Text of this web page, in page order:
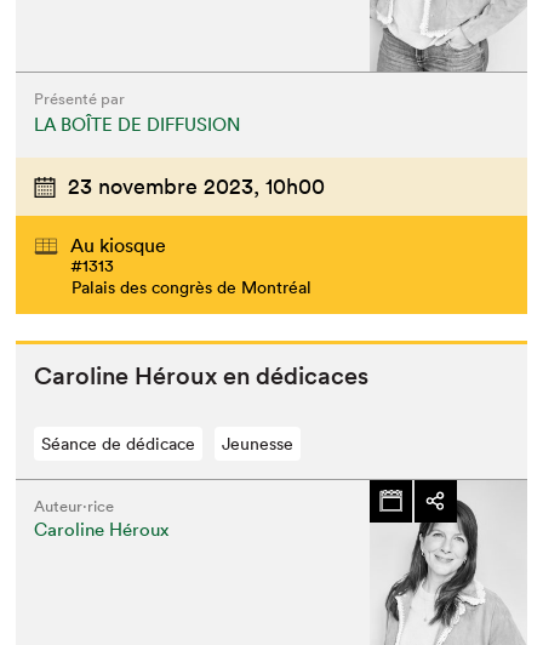
Présenté par
LA BOÎTE DE DIFFUSION
23 novembre 2023, 10h00
Au kiosque
#1313
Palais des congrès de Montréal
Car­o­line Héroux en dédicaces
Séance de dédicace Jeunesse
Auteur·rice
Caroline Héroux